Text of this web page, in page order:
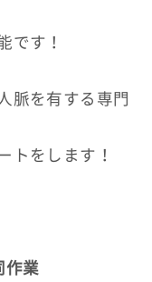
です！
脈を有する専門
トをします！
作業